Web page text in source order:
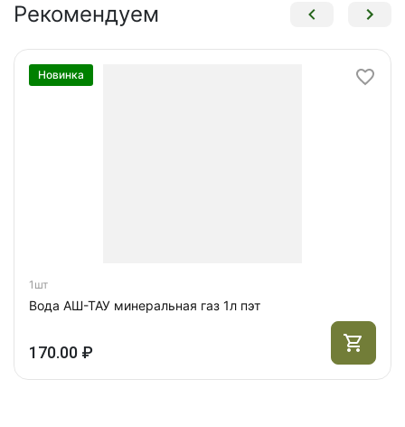
Рекомендуем
Новинка
1шт
Вода АШ-ТАУ минеральная газ 1л пэт
170.00 ₽